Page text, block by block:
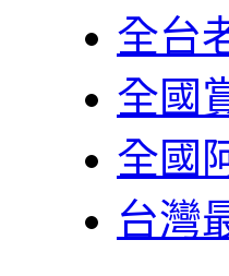
全台
全國
全國
台灣